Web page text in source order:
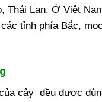
Thái Lan. Ở Việt
tỉnh phía Bắc,
cây đều được